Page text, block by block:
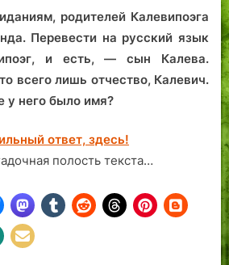
родителей Калевипоэга
Перевести на русский язык
и есть, — сын Калева.
всего лишь отчество, Калевич.
у него было имя?
ответ, здесь!
полость текста…